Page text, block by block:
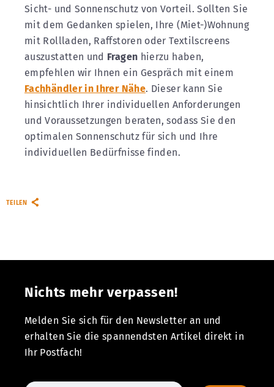
Sicht- und Sonnenschutz von Vorteil. Sollten Sie
mit dem Gedanken spielen, Ihre (Miet-)Wohnung
mit Rollladen, Raffstoren oder Textilscreens
auszustatten und Fragen hierzu haben,
empfehlen wir Ihnen ein Gespräch mit einem
Fachhändler in Ihrer Nähe. Dieser kann Sie
hinsichtlich Ihrer individuellen Anforderungen
und Voraussetzungen beraten, sodass Sie den
optimalen Sonnenschutz für sich und Ihre
individuellen Bedürfnisse finden.
TEILEN
Nichts mehr verpassen!
Melden Sie sich für den Newsletter an und
erhalten Sie die spannendsten Artikel direkt in
Ihr Postfach!